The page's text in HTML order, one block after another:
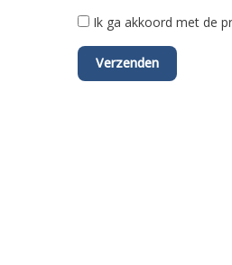
Ik ga akkoord met de